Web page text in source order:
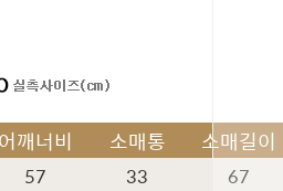
어깨너비 소매통 소매길이
57 33 67